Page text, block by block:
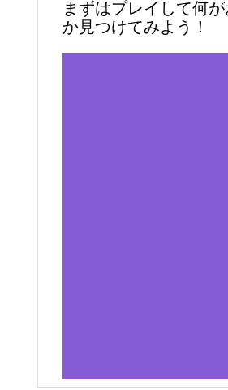
まずはプレイして何
か見つけてみよう！